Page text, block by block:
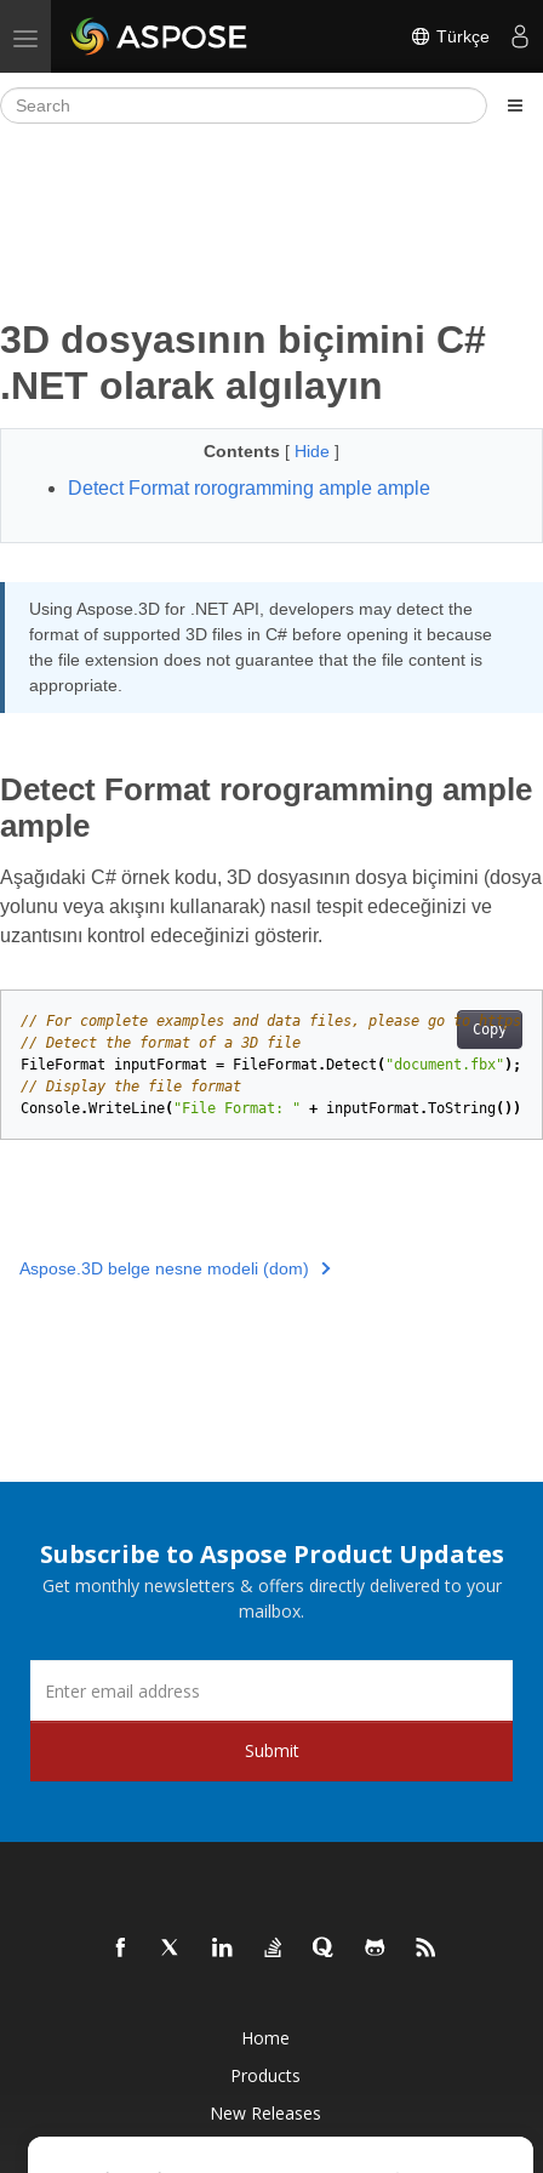
Toggle navigation Türkçe
3D dosyasının biçimini C#
.NET olarak algılayın
Contents [ Hide ]
Detect Format rorogramming ample ample
Using Aspose.3D for .NET API, developers may detect the
format of supported 3D files in C# before opening it because
the file extension does not guarantee that the file content is
appropriate.
Detect Format rorogramming ample
ample
Aşağıdaki C# örnek kodu, 3D dosyasının dosya biçimini (dosya
yolunu veya akışını kullanarak) nasıl tespit edeceğinizi ve
uzantısını kontrol edeceğinizi gösterir.
Copy
// For complete examples and data files, please go to https://
// Detect the format of a 3D file
FileFormat
inputFormat = FileFormat .Detect ( "document.fbx" );
// Display the file format
Console.WriteLine( "File Format: " + inputFormat .ToString());
Aspose.3D belge nesne modeli (dom)
Subscribe to Aspose Product Updates
Get monthly newsletters & offers directly delivered to your
mailbox.
Submit
Home
Products
New Releases